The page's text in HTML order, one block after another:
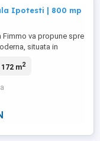
Ipotesti | 800 mp
Fimmo va propune spre
situata in
ofera un design
utilata pentru a oferi
moderne.
Interior ...
m2